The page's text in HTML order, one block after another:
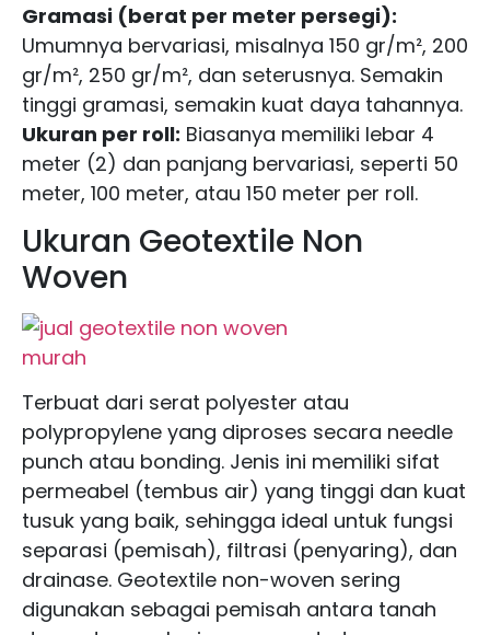
Gramasi (berat per meter persegi):
Umumnya bervariasi, misalnya 150 gr/m², 200
gr/m², 250 gr/m², dan seterusnya. Semakin
tinggi gramasi, semakin kuat daya tahannya.
Ukuran per roll: Biasanya memiliki lebar 4
meter (2) dan panjang bervariasi, seperti 50
meter, 100 meter, atau 150 meter per roll.
Ukuran Geotextile Non
Woven
Terbuat dari serat polyester atau
polypropylene yang diproses secara needle
punch atau bonding. Jenis ini memiliki sifat
permeabel (tembus air) yang tinggi dan kuat
tusuk yang baik, sehingga ideal untuk fungsi
separasi (pemisah), filtrasi (penyaring), dan
drainase. Geotextile non-woven sering
digunakan sebagai pemisah antara tanah